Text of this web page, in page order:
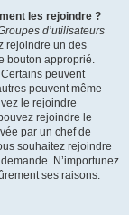
les rejoindre ?
d’utilisateurs
rejoindre un des
bouton approprié.
peuvent
peuvent même
le rejoindre
rejoindre le
par un chef de
souhaitez rejoindre
N’importunez
ses raisons.